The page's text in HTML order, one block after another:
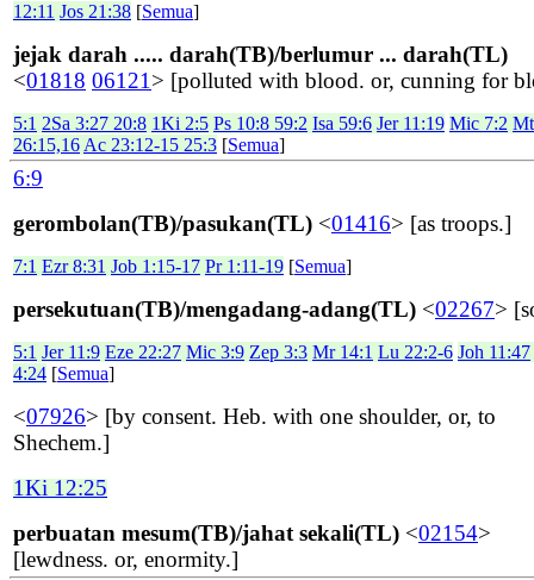
12:11 Jos 21:38 [Semua]
jejak darah ..... darah(TB)/berlumur ... darah(TL)
<01818 06121 > [polluted with blood. or, cunning for
5:1 2Sa 3:27 20:8 1Ki 2:5 Ps 10:8 59:2 Isa 59:6 Jer 11:19 Mic 7:2 Mt
26:15,16 Ac 23:12-15 25:3 [Semua]
6:9
gerombolan(TB)/pasukan(TL) <01416> [as troops.]
7:1 Ezr 8:31 Job 1:15-17 Pr 1:11-19 [Semua]
persekutuan(TB)/mengadang-adang(TL) <02267>
5:1 Jer 11:9 Eze 22:27 Mic 3:9 Zep 3:3 Mr 14:1 Lu 22:2-6 Joh 11:47
4:24 [Semua]
<07926> [by consent. Heb. with one shoulder, or, to
Shechem.]
1Ki 12:25
perbuatan mesum(TB)/jahat sekali(TL) <02154>
[lewdness. or, enormity.]